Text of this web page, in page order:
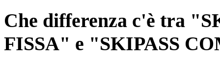
Che differenza c'è tra
FISSA" e "SKIPASS